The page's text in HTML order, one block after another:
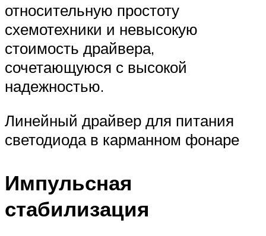
относительную простоту
схемотехники и невысокую
стоимость драйвера,
сочетающуюся с высокой
надежностью.
Линейный драйвер для питания
светодиода в карманном фонаре
Импульсная
стабилизация